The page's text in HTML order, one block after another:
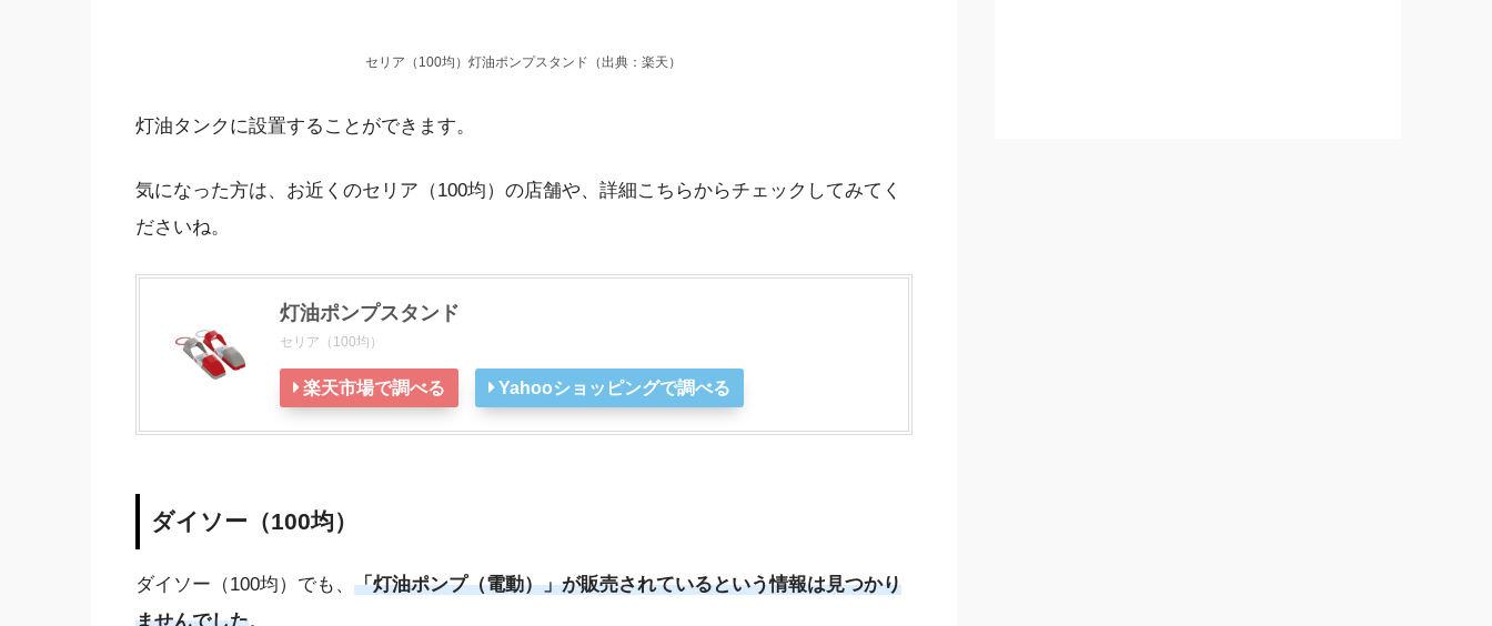
セリア（100均）灯油ポンプスタンド（出典：楽天）
灯油タンクに設置することができます。
気になった方は、お近くのセリア（100均）の店舗や、詳細こちらからチェックしてみてく
ださいね。
灯油ポンプスタンド
セリア（100均）
楽天市場で調べる Yahooショッピングで調べる
ダイソー（100均）
ダイソー（100均）でも、 「灯油ポンプ（電動）」が販売されているという情報は見つかり
ませんでした。